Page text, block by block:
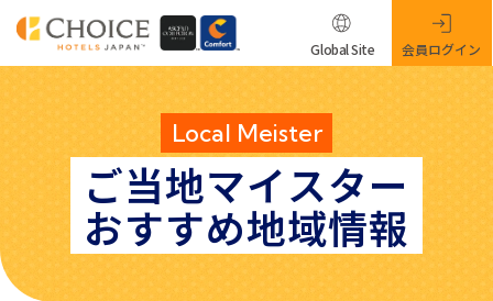
Local Meister
ご当地マイスター
おすすめ地域情報
Global Site 会員ログイン